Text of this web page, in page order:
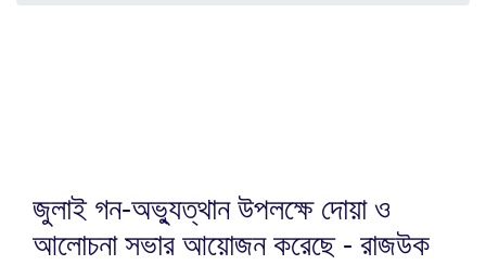
জুলাই গন-অভ্যুত্থান উপলক্ষে দোয়া ও
আলোচনা সভার আয়োজন করেছে - রাজউক